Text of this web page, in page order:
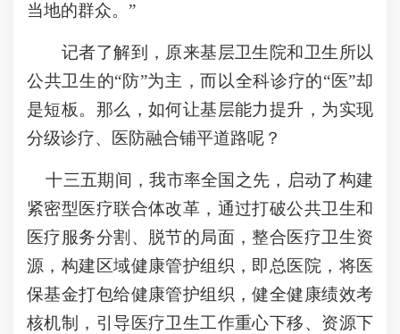
当地的群众。”
记者了解到，原来基层卫生院和卫生所以
公共卫生的“防”为主，而以全科诊疗的“医”却
是短板。那么，如何让基层能力提升，为实现
分级诊疗、医防融合铺平道路呢？
十三五期间，我市率全国之先，启动了构建
紧密型医疗联合体改革，通过打破公共卫生和
医疗服务分割、脱节的局面，整合医疗卫生资
源，构建区域健康管护组织，即总医院，将医
保基金打包给健康管护组织，健全健康绩效考
核机制，引导医疗卫生工作重心下移、资源下